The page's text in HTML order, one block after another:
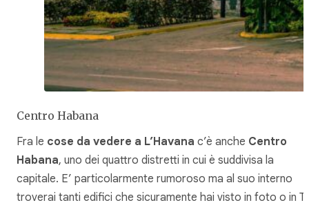
Centro Habana
Fra le cose da vedere a L’Havana c’è anche Centro
Habana, uno dei quattro distretti in cui è suddivisa la
capitale. E’ particolarmente rumoroso ma al suo interno
troverai tanti edifici che sicuramente hai visto in foto o in